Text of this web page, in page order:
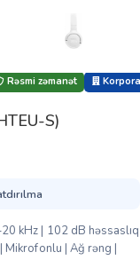
Rəsmi zəmanət
S)
kHz | 102 dB həssaslıq
| Ağ rəng |